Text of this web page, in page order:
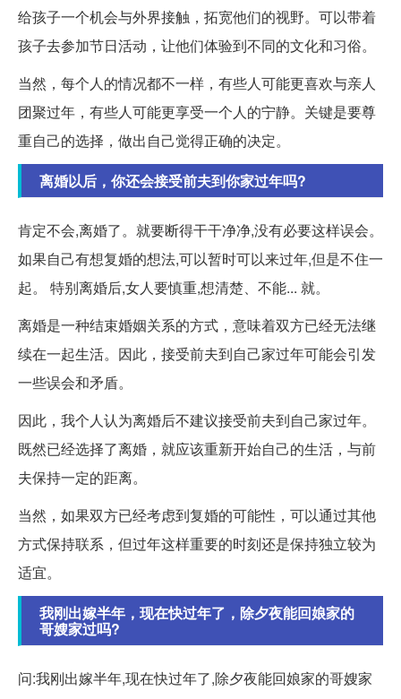
给孩子一个机会与外界接触，拓宽他们的视野。可以带着
孩子去参加节日活动，让他们体验到不同的文化和习俗。
当然，每个人的情况都不一样，有些人可能更喜欢与亲人
团聚过年，有些人可能更享受一个人的宁静。关键是要尊
重自己的选择，做出自己觉得正确的决定。
离婚以后，你还会接受前夫到你家过年吗?
肯定不会,离婚了。就要断得干干净净,没有必要这样误会。
如果自己有想复婚的想法,可以暂时可以来过年,但是不住一
起。 特别离婚后,女人要慎重,想清楚、不能... 就。
离婚是一种结束婚姻关系的方式，意味着双方已经无法继
续在一起生活。因此，接受前夫到自己家过年可能会引发
一些误会和矛盾。
因此，我个人认为离婚后不建议接受前夫到自己家过年。
既然已经选择了离婚，就应该重新开始自己的生活，与前
夫保持一定的距离。
当然，如果双方已经考虑到复婚的可能性，可以通过其他
方式保持联系，但过年这样重要的时刻还是保持独立较为
适宜。
我刚出嫁半年，现在快过年了，除夕夜能回娘家的
哥嫂家过吗?
问:我刚出嫁半年,现在快过年了,除夕夜能回娘家的哥嫂家